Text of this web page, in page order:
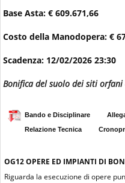
Base Asta: € 609.671,66
Costo della Manodopera: €
Scadenza: 12/02/2026 23:30
Bonifica del suolo dei siti orfani
Bando e Disciplinare
Relazione Tecnica
OG12OPERE ED IMPIANTI DI
Riguarda la esecuzione di opere